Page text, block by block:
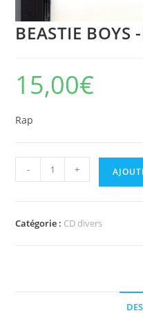
BEASTIE
15,00€
Rap
quantité
de
BOYS
- +
Catégorie : CD divers